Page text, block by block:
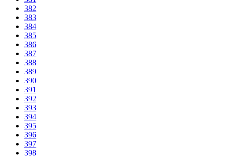
382
383
384
385
386
387
388
389
390
391
392
393
394
395
396
397
398